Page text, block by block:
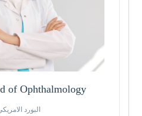
of Ophthalmology
البورد